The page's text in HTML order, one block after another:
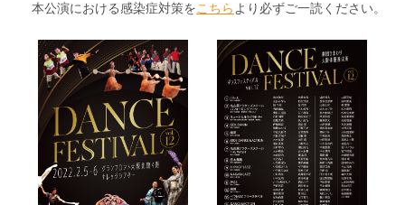
本公演における感染症対策をこちら より必ずご一読ください。